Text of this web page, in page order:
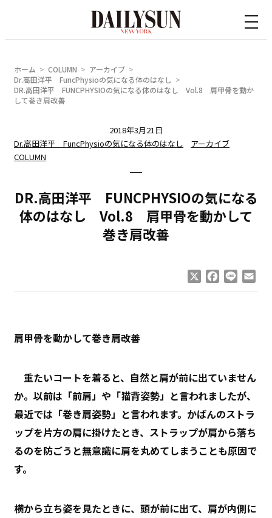
ホーム COLUMN
アーカイブ
Dr.高田洋平 FuncPhysioの気になる体のはなし
DR.高田洋平 FUNCPHYSIOの気になる体のはなし Vol.8 肩甲骨を動か
して巻き肩改善
2018年3月21日
Dr.高田洋平 FuncPhysioの気になる体のはなし
アーカイブ
COLUMN
DR.高田洋平 FUNCPHYSIOの気になる
体のはなし Vol.8 肩甲骨を動かして
巻き肩改善
Facebook
Line
肩甲骨を動かして巻き肩改善
重たいコートを着ると、自然と肩が前に出ていません
か。以前は「前肩」や「猫背姿勢」と言われましたが、
最近では「巻き肩姿勢」と言われます。かばんのストラ
ップを片方の肩に掛けたとき、ストラップが肩から落ち
るのを防ごうと無意識に肩を丸めてしまうことも原因で
す。
横から立ち姿を見たときに、頭が前に出て、肩が内側に